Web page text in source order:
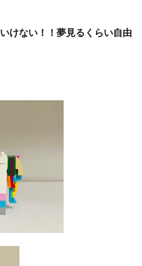
けない！！夢見るくらい自由